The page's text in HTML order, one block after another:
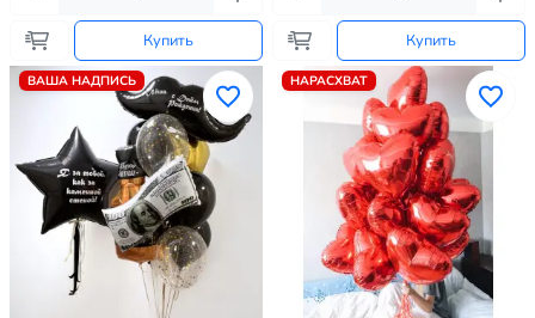
Купить Купить
ВАША НАДПИСЬ НАРАСХВАТ